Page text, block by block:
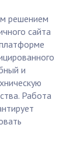
решением
сайта
и
Работа